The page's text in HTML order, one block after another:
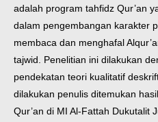
adalah program tahfidz Qur’an
dalam pengembangan karakter
membaca dan menghafal
tajwid. Penelitian ini dilakukan
pendekatan teori kualitatif
dilakukan penulis ditemukan
Qur’an di MI Al-Fattah Dukutalit